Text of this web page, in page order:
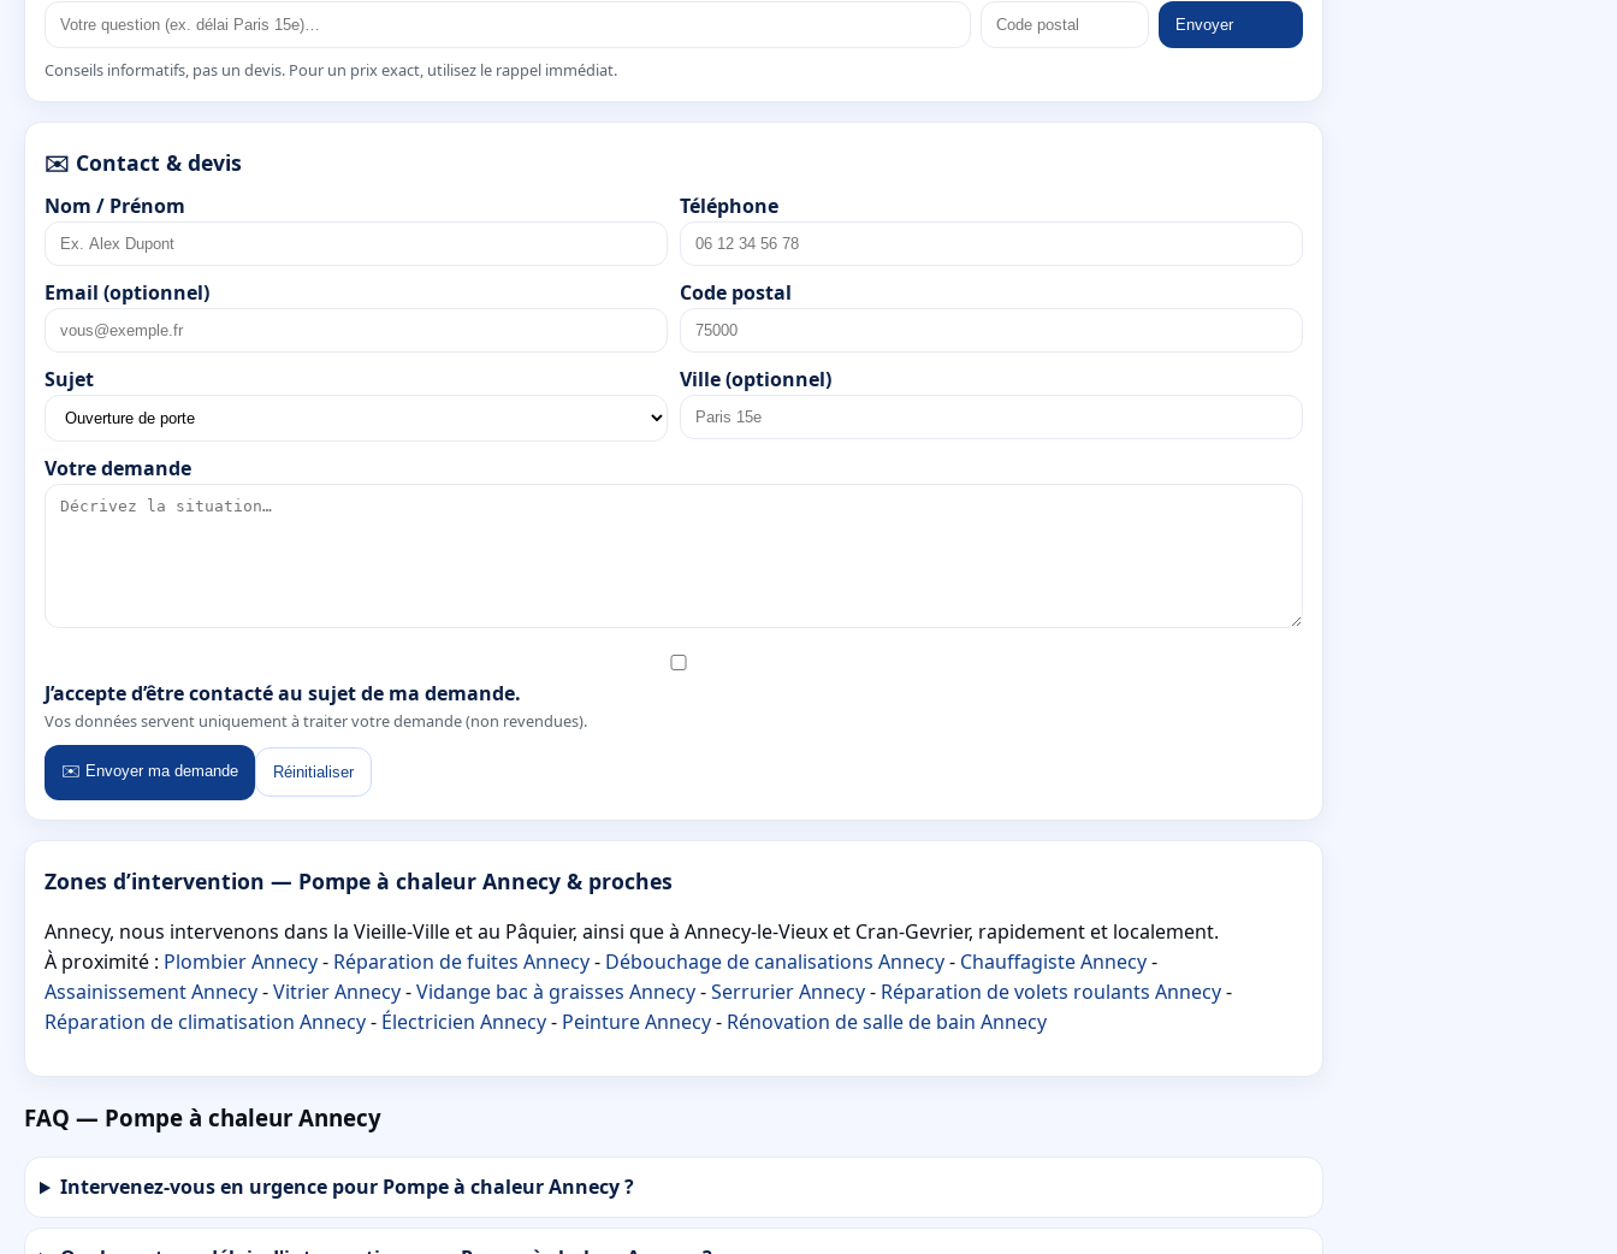
Envoyer
Conseils informatifs, pas un devis. Pour un prix exact, utilisez le rappel immédiat.
✉️ Contact & devis
Nom / Prénom Téléphone
Email (optionnel) Code postal
Sujet Ville (optionnel)
Votre demande
J’accepte d’être contacté au sujet de ma demande.
Vos données servent uniquement à traiter votre demande (non revendues).
✉️ Envoyer ma demande Réinitialiser
Zones d’intervention — Pompe à chaleur Annecy & proches
Annecy, nous intervenons dans la Vieille-Ville et au Pâquier, ainsi que à Annecy-le-Vieux et Cran-Gevrier, rapidement et localement.
À proximité : Plombier Annecy- Réparation de fuites Annecy- Débouchage de canalisations Annecy- Chauffagiste Annecy-
Assainissement Annecy-Vitrier Annecy-Vidange bac à graisses Annecy-Serrurier Annecy- Réparation de volets roulants Annecy-
Réparation de climatisation Annecy- Électricien Annecy- Peinture Annecy- Rénovation de salle de bain Annecy
FAQ — Pompe à chaleur Annecy
Intervenez-vous en urgence pour Pompe à chaleur Annecy ?